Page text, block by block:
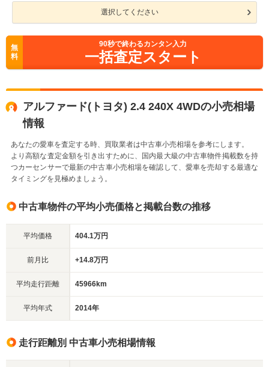
選択してください
無
料
90秒で終わるカンタン入力
一括査定スタート
アルファード(トヨタ) 2.4 240X 4WDの小売相場
情報
あなたの愛車を査定する時、買取業者は中古車小売相場を参考にします。
より高額な査定金額を引き出すために、国内最大級の中古車物件掲載数を持
つカーセンサーで最新の中古車小売相場を確認して、愛車を売却する最適な
タイミングを見極めましょう。
中古車物件の平均小売価格と掲載台数の推移
平均価格 404.1万円
前月比 +14.8万円
平均走行距離 45966km
平均年式 2014年
走行距離別 中古車小売相場情報